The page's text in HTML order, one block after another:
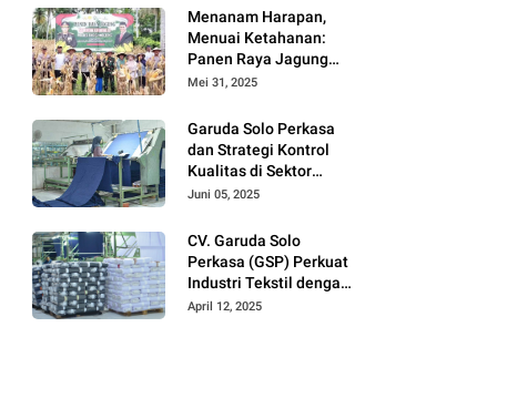
Menanam Harapan,
Menuai Ketahanan:
Panen Raya Jagung
Warnai Sinergi Polres
Moutong
Mei 31, 2025
Garuda Solo Perkasa
dan Strategi Kontrol
Kualitas di Sektor
Tekstil
Juni 05, 2025
CV. Garuda Solo
Perkasa (GSP) Perkuat
Industri Tekstil dengan
Produksi Kain Greige
April 12, 2025